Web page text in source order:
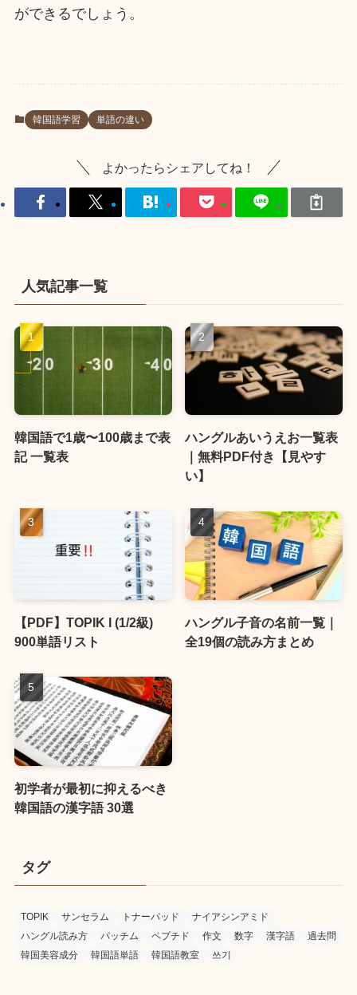
ができるでしょう。
韓国語学習 単語の違い
よかったらシェアしてね！
人気記事一覧
韓国語で1歳〜100歳まで表
記 一覧表
ハングルあいうえお一覧表
｜無料PDF付き【見やす
い】
【PDF】TOPIK I (1/2級)
900単語リスト
ハングル子音の名前一覧｜
全19個の読み方まとめ
初学者が最初に抑えるべき
韓国語の漢字語 30選
タグ
TOPIK サンセラム トナーパッド
ナイアシンアミド
ハングル読み方
パッチム ペプチド 作文 数字 漢字語
過去問
韓国美容成分
韓国語単語 韓国語教室 쓰기